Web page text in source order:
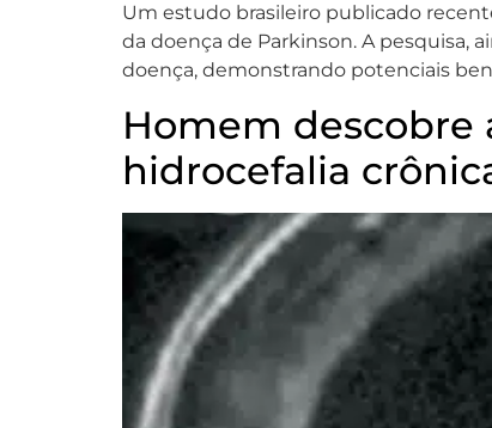
Um estudo brasileiro publicado
da doença de Parkinson. A pesquisa,
doença, demonstrando potenciais
Homem descobre
hidrocefalia